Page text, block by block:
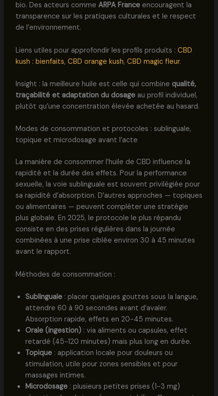
bio. Des acteurs comme ARPA Franceencouragent la
transparence sur les pratiques culturales et le respect
de l’environnement.
Liens utiles pour approfondir les profils produits : CBD
kush : bienfaits, CBD orange kush, CBD magic fleur.
Insight : la meilleure huile est celle qui combine qualité,
traçabilité et adaptation du dosageau profil individuel,
plutôt qu’une concentration élevée achetée au hasard.
Modes de consommation et protocoles : sublinguale,
topique et microdosage avant l’acte
La manière de consommer l’huile de CBD influence la
rapidité et la durée des effets. Pour la performance
sexuelle, la voie sublinguale est souvent privilégiée pour
sa rapidité d’absorption. D’autres approches — topiques
ou alimentaires — peuvent compléter une stratégie
plus globale. En 2025, le protocole le plus répandu
consiste en des prises régulières dans la journée
combinées à une prise ciblée environ 30 à 45 minutes
avant le rapport.
Méthodes de consommation :
Sublinguale: placer quelques gouttes sous la langue,
attendre 60 à 90 secondes avant d’avaler.
Absorption rapide, effets en 20-45 minutes.
Orale (ingestion): via aliments ou capsules, effet
retardé (45-120 minutes) mais plus long en durée.
Topique: application locale pour douleurs ou
stimulation, utile pour zones sensibles et pour
massages intimes.
Microdosage: plusieurs petites prises (1-3 mg)